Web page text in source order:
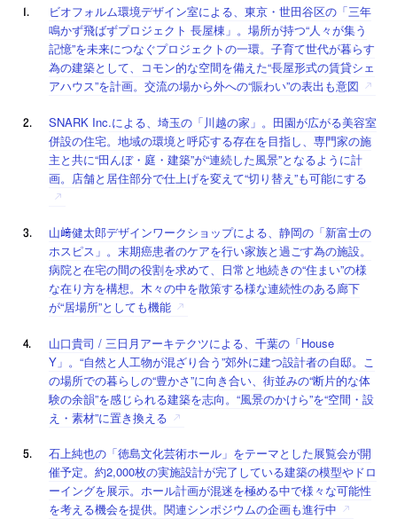
ビオフォルム環境デザイン室による、東京・世田谷区の「三年
鳴かず飛ばずプロジェクト 長屋棟」。場所が持つ“人々が集う
記憶”を未来につなぐプロジェクトの一環。子育て世代が暮らす
為の建築として、コモン的な空間を備えた“長屋形式の賃貸シェ
アハウス”を計画。交流の場から外への“賑わい”の表出も意図
SNARK Inc.による、埼玉の「川越の家」。田園が広がる美容室
併設の住宅。地域の環境と呼応する存在を目指し、専門家の施
主と共に“田んぼ・庭・建築”が“連続した風景”となるように計
画。店舗と居住部分で仕上げを変えて“切り替え”も可能にする
山﨑健太郎デザインワークショップによる、静岡の「新富士の
ホスピス」。末期癌患者のケアを行い家族と過ごす為の施設。
病院と在宅の間の役割を求めて、日常と地続きの“住まい”の様
な在り方を構想。木々の中を散策する様な連続性のある廊下
が“居場所”としても機能
山口貴司 / 三日月アーキテクツによる、千葉の「House
Y」。“自然と人工物が混ざり合う”郊外に建つ設計者の自邸。こ
の場所での暮らしの“豊かさ”に向き合い、街並みの“断片的な体
験の余韻”を感じられる建築を志向。“風景のかけら”を“空間・設
え・素材”に置き換える
石上純也の「徳島文化芸術ホール」をテーマとした展覧会が開
催予定。約2,000枚の実施設計が完了している建築の模型やドロ
ーイングを展示。ホール計画が混迷を極める中で様々な可能性
を考える機会を提供。関連シンポジウムの企画も進行中